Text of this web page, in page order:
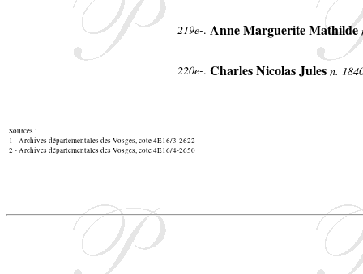
219e-. Anne Marguerite Mathilde
220e-. Charles Nicolas Jules n.
Sources :
1 - Archives départementales des Vosges, cote 4E16/3-2622
2 - Archives départementales des Vosges, cote 4E16/4-2650